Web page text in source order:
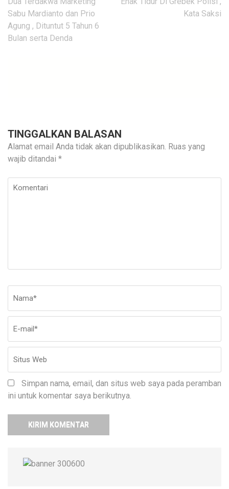
pos
Sabu Mardianto dan Prio
Agung , Dituntut 5 Tahun 6
Bulan serta Denda
Kata Saksi
TINGGALKAN BALASAN
Alamat email Anda tidak akan dipublikasikan. Ruas yang
wajib ditandai *
Komentari
Simpan nama, email, dan situs web saya pada peramban
ini untuk komentar saya berikutnya.